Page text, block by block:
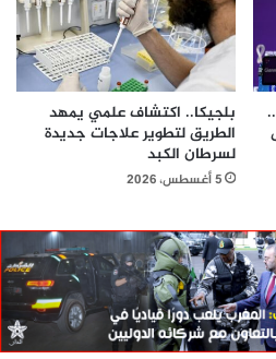
بلجيكا.. اكتشاف علمي يمهد
الطريق لتطوير علاجات جديدة
لسرطان الكبد
5 أغسطس، 2026